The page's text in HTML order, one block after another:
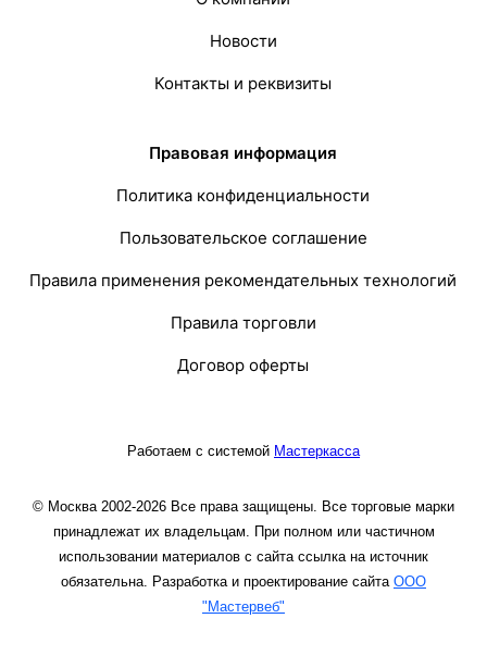
Новости
Контакты и реквизиты
Правовая информация
Политика конфиденциальности
Пользовательское соглашение
Правила применения рекомендательных технологий
Правила торговли
Договор оферты
Работаем с системой Мастеркасса
© Москва 2002-2026 Все права защищены. Все торговые марки
принадлежат их владельцам. При полном или частичном
использовании материалов с сайта ссылка на источник
обязательна. Разработка и проектирование сайта ООО
"Мастервеб"